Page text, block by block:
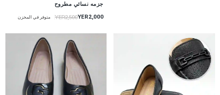
جزمه نسائي مطروح
YER2,000
YER2,500 متوفر في المخزن